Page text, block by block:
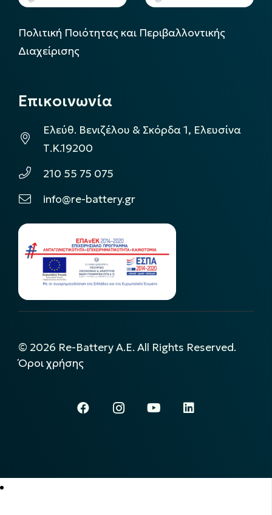
Πολιτική Ποιότητας και Περιβαλλοντικής
Διαχείρισης
Επικοινωνία
Ελεύθ. Βενιζέλου & Σκόρδα 1, Ελευσίνα
Τ.Κ.19200
210 55 75 075
info@re-battery.gr
© 2026 Re-Battery A.E. All Rights Reserved.
Όροι χρήσης